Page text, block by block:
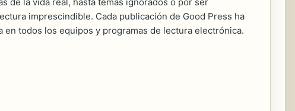
imprescindible. Cada publicación de Good Press ha
todos los equipos y programas de lectura electrónica.